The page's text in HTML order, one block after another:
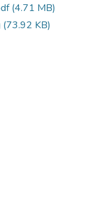
(4.71 MB)
(73.92 KB)